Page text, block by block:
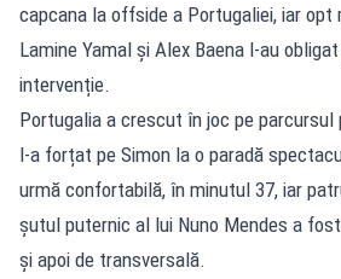
capcana la offside a Portugaliei, iar opt
Lamine Yamal și Alex Baena l-au
intervenție.
Portugalia a crescut în joc pe parcursul
l-a forțat pe Simon la o paradă
urmă confortabilă, în minutul 37, iar
șutul puternic al lui Nuno Mendes a
și apoi de transversală.